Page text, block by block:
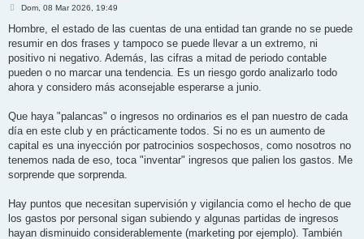
M
n
a
j
Dom, 08 Mar 2026, 19:49
Hombre, el estado de las cuentas de una entidad tan grande no se puede
resumir en dos frases y tampoco se puede llevar a un extremo, ni
positivo ni negativo. Además, las cifras a mitad de periodo contable
pueden o no marcar una tendencia. Es un riesgo gordo analizarlo todo
ahora y considero más aconsejable esperarse a junio.
Que haya "palancas" o ingresos no ordinarios es el pan nuestro de cada
día en este club y en prácticamente todos. Si no es un aumento de
capital es una inyección por patrocinios sospechosos, como nosotros no
tenemos nada de eso, toca "inventar" ingresos que palien los gastos. Me
sorprende que sorprenda.
Hay puntos que necesitan supervisión y vigilancia como el hecho de que
los gastos por personal sigan subiendo y algunas partidas de ingresos
hayan disminuido considerablemente (marketing por ejemplo). También